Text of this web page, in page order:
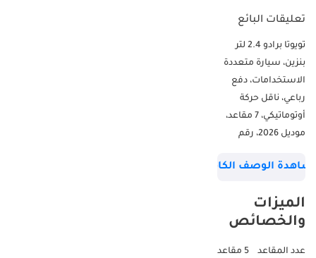
تعليقات البائع
تويوتا برادو 2.4 لتر
بنزين، سيارة متعددة
الاستخدامات، دفع
رباعي، ناقل حركة
أوتوماتيكي، 7 مقاعد،
موديل 2026، رقم
الوصف الكامل
الميزات
والخصائص
عدد المقاعد
5 مقاعد